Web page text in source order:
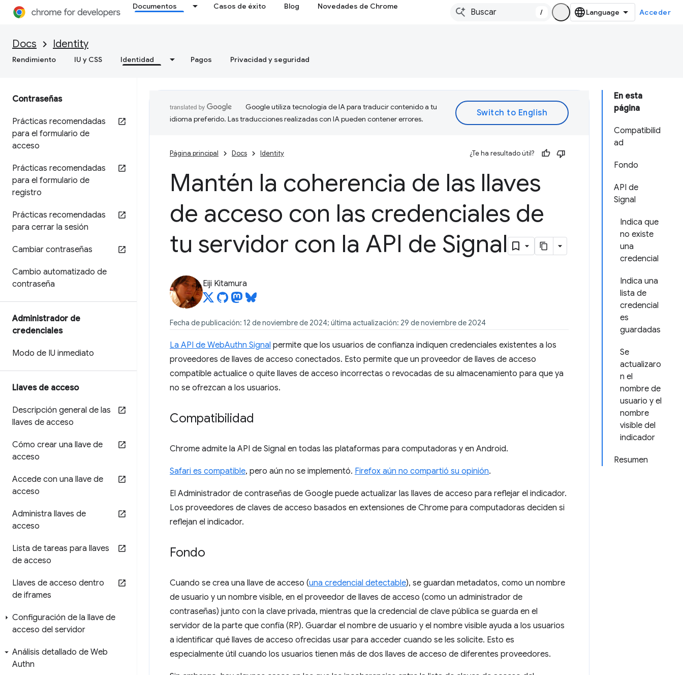
Documentos Casos de éxito Blog Novedades de Chrome
/ Acceder
Docs Identity
Rendimiento IU y CSS Identidad Pagos Privacidad y seguridad
Contraseñas
Prácticas recomendadas
para el formulario de
acceso
Prácticas recomendadas
para el formulario de
registro
Prácticas recomendadas
para cerrar la sesión
Cambiar contraseñas
Cambio automatizado de
contraseña
Administrador de
credenciales
Modo de IU inmediato
Llaves de acceso
Descripción general de las
llaves de acceso
Cómo crear una llave de
acceso
Accede con una llave de
acceso
Administra llaves de
acceso
Lista de tareas para llaves
de acceso
Llaves de acceso dentro
de iframes
Configuración de la llave de
acceso del servidor
Análisis detallado de Web
Authn
En esta
página
Compatibilid
ad
Fondo
API de
Signal
Indica que
no existe
una
credencial
Indica una
lista de
credencial
es
guardadas
Se
actualizaro
n el
nombre de
usuario y el
nombre
visible del
indicador
Resumen
Google utiliza tecnología de IA para traducir contenido a tu
idioma preferido. Las traducciones realizadas con IA pueden contener errores.
Página principal Docs Identity ¿Te ha resultado útil?
Mantén la coherencia de las llaves
de acceso con las credenciales de
tu servidor con la API de Signal
Eiji Kitamura
Fecha de publicación: 12 de noviembre de 2024; última actualización: 29 de noviembre de 2024
La API de WebAuthn Signal permite que los usuarios de confianza indiquen credenciales existentes a los
proveedores de llaves de acceso conectados. Esto permite que un proveedor de llaves de acceso
compatible actualice o quite llaves de acceso incorrectas o revocadas de su almacenamiento para que ya
no se ofrezcan a los usuarios.
Compatibilidad
Chrome admite la API de Signal en todas las plataformas para computadoras y en Android.
Safari es compatible, pero aún no se implementó. Firefox aún no compartió su opinión.
El Administrador de contraseñas de Google puede actualizar las llaves de acceso para reflejar el indicador.
Los proveedores de claves de acceso basados en extensiones de Chrome para computadoras deciden si
reflejan el indicador.
Fondo
Cuando se crea una llave de acceso (una credencial detectable), se guardan metadatos, como un nombre
de usuario y un nombre visible, en el proveedor de llaves de acceso (como un administrador de
contraseñas) junto con la clave privada, mientras que la credencial de clave pública se guarda en el
servidor de la parte que confía (RP). Guardar el nombre de usuario y el nombre visible ayuda a los usuarios
a identificar qué llaves de acceso ofrecidas usar para acceder cuando se les solicite. Esto es
especialmente útil cuando los usuarios tienen más de dos llaves de acceso de diferentes proveedores.